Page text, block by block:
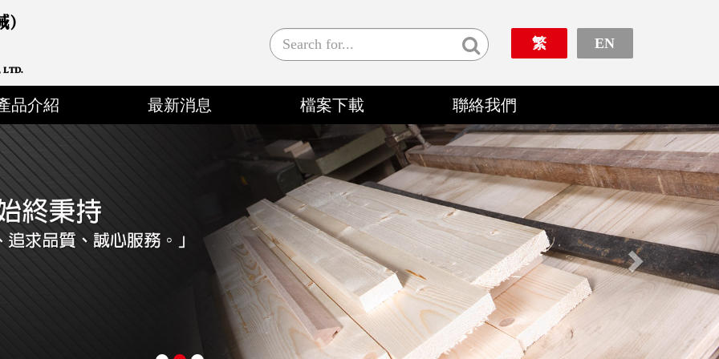
繁 EN
品介紹 最新消息 檔案下載 聯絡我們